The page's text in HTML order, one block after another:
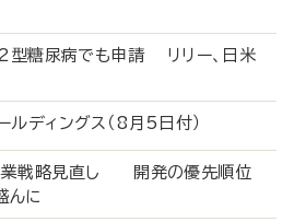
型糖尿病でも申請 リリー、日米
ールディングス（8月5日付）
業戦略見直し 開発の優先順位
んに